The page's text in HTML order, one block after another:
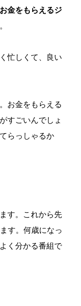
金をもらえるジ
忙しくて、良い
お金をもらえる
すごいんでしょ
らっしゃるか
す。これから先
す。何歳になっ
く分かる番組で